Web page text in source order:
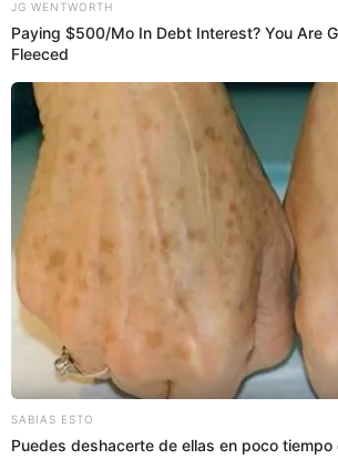
Ocean,Maná,Los Ángeles Azules,
Castro
miles de espectadores llegados desde
mundo.